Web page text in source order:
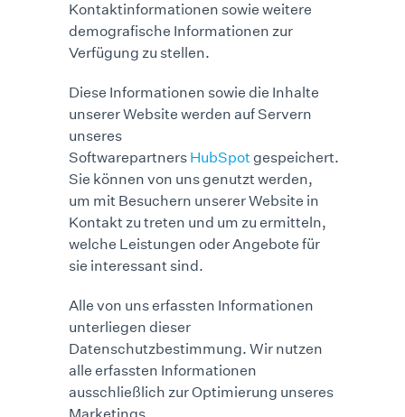
Kontaktinformationen sowie weitere
demografische Informationen zur
Verfügung zu stellen.
Diese Informationen sowie die Inhalte
unserer Website werden auf Servern
unseres
Softwarepartners HubSpot gespeichert.
Sie können von uns genutzt werden,
um mit Besuchern unserer Website in
Kontakt zu treten und um zu ermitteln,
welche Leistungen oder Angebote für
sie interessant sind.
Alle von uns erfassten Informationen
unterliegen dieser
Datenschutzbestimmung. Wir nutzen
alle erfassten Informationen
ausschließlich zur Optimierung unseres